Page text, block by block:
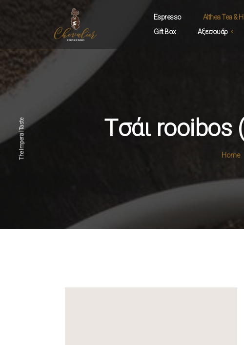
Espresso Althea Tea &
Gift Box
Αξεσουάρ
Tσάι rooibos
Home
The Imperial Taste